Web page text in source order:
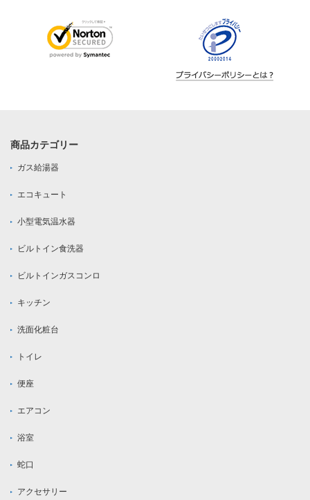
商品カテゴリー
ガス給湯器
エコキュート
小型電気温水器
ビルトイン食洗器
ビルトインガスコンロ
キッチン
洗面化粧台
トイレ
便座
エアコン
浴室
蛇口
アクセサリー